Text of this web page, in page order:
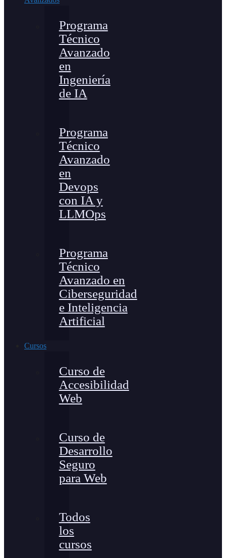
Programa
Técnico
Avanzado
en
Ingeniería
de IA
Programa
Técnico
Avanzado
en
Devops
con IA y
LLMOps
Programa
Técnico
Avanzado en
Ciberseguridad
e Inteligencia
Artificial
Cursos
Curso de
Accesibilidad
Web
Curso de
Desarrollo
Seguro
para Web
Todos
los
cursos